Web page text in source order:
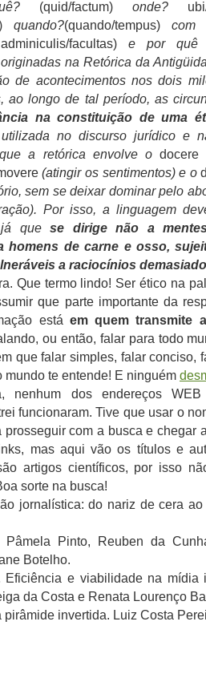
(quid/factum) onde?
quando?(quando/tempus) com
facultas)e por
na Retórica da
de acontecimentos nos dois
ao longo de tal período, as
na constituição de uma
no discurso jurídico e
a retórica envolve o docere
(atingir os sentimentos) e o
sem se deixar dominar pelo
Por isso, a linguagem
já que se dirige não a
homens de carne e osso,
a raciocínios
Que termo lindo! Ser ético na
que parte importante da
está em quem transmite
ou então, falar para todo
que falar simples, falar conciso,
te entende! E ninguém
nenhum dos endereços WEB
funcionaram. Tive que usar o
prosseguir com a busca e chegar
mas aqui vão os títulos e
artigos científicos, por isso
sorte na busca!
jornalística: do nariz de cera
Pâmela Pinto, Reuben da
Botelho.
Eficiência e viabilidade na mídia
da Costa e Renata Lourenço
pirâmide invertida. Luiz Costa